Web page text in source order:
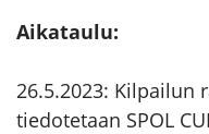
Aikataulu:
26.5.2023: Kilpailun
tiedotetaan SPOL